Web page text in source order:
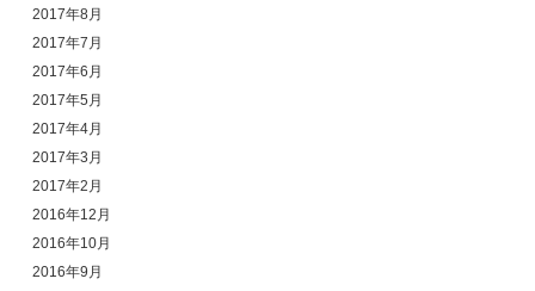
2017年8月
2017年7月
2017年6月
2017年5月
2017年4月
2017年3月
2017年2月
2016年12月
2016年10月
2016年9月